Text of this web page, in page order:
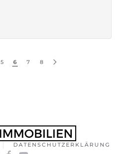
5 6 7 8
DATENSCHUTZERKLÄRUNG